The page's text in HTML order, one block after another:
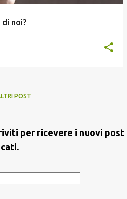
noi?
POST
per ricevere i nuovi post